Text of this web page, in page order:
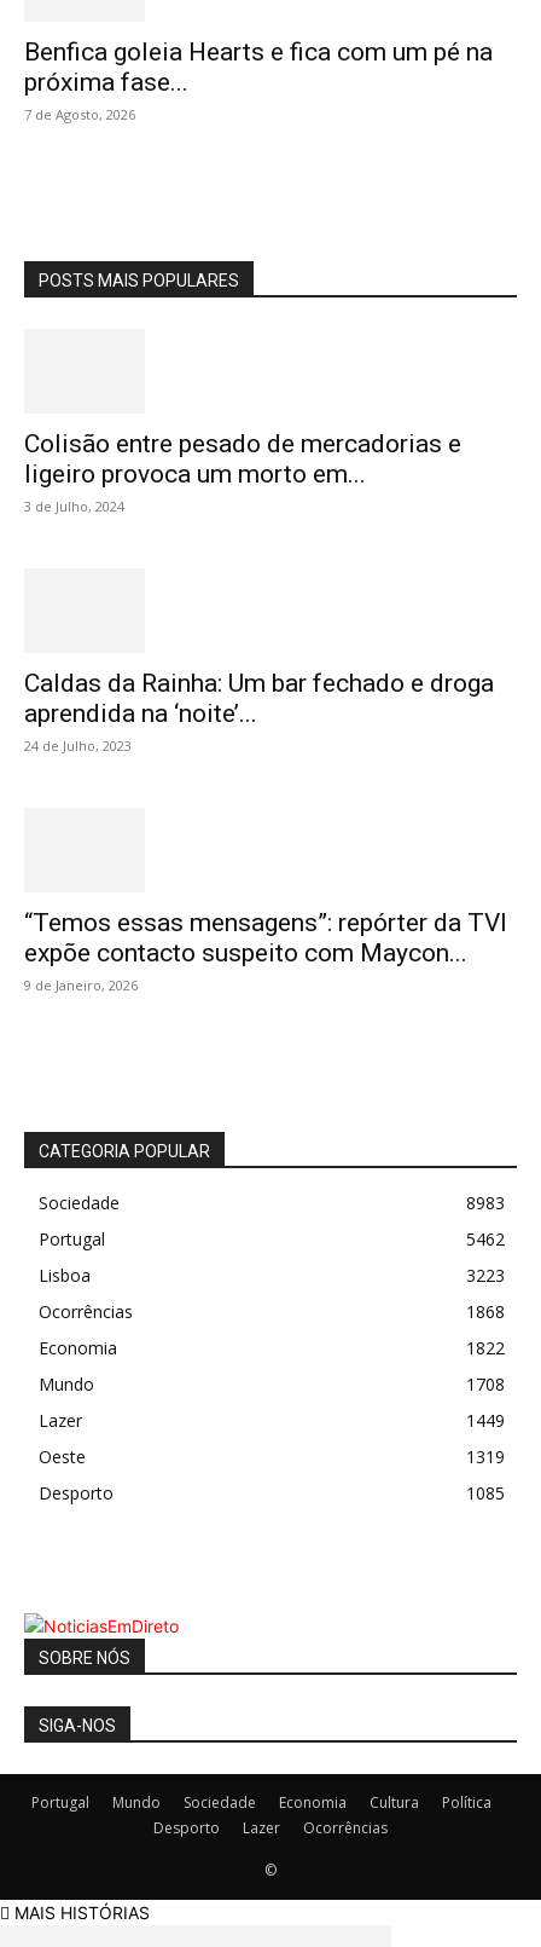
Benfica goleia Hearts e fica com um pé na
próxima fase...
7 de Agosto, 2026
POSTS MAIS POPULARES
Colisão entre pesado de mercadorias e
ligeiro provoca um morto em...
3 de Julho, 2024
Caldas da Rainha: Um bar fechado e droga
aprendida na ‘noite’...
24 de Julho, 2023
“Temos essas mensagens”: repórter da TVI
expõe contacto suspeito com Maycon...
9 de Janeiro, 2026
CATEGORIA POPULAR
Sociedade
8983
Portugal
5462
Lisboa
3223
Ocorrências
1868
Economia
1822
Mundo
1708
Lazer
1449
Oeste
1319
Desporto
1085
SOBRE NÓS
SIGA-NOS
Portugal Mundo Sociedade Economia Cultura
Política
Desporto
Lazer Ocorrências
©
MAIS HISTÓRIAS